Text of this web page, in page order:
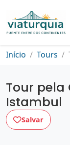
Início Tours
Tour pela
Istambul
Salvar